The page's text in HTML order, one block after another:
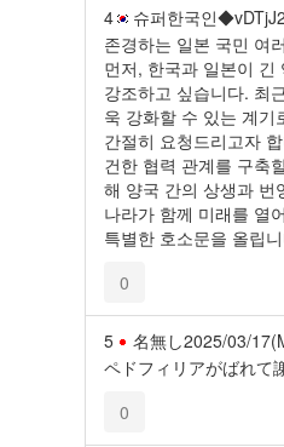
4 슈퍼한국인
존경하는 일본 국민 여
먼저, 한국과 일본이 긴
강조하고 싶습니다. 최
욱 강화할 수 있는 계
간절히 요청드리고자
건한 협력 관계를 구축
해 양국 간의 상생과 번
나라가 함께 미래를 열
특별한 호소문을 올립
0
5 名無し2025/03/
ペドフィリアがばれて
0